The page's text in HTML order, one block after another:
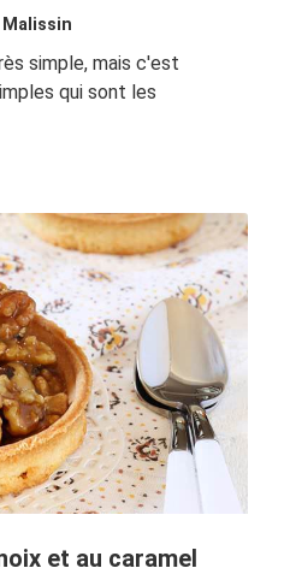
simple, mais c'est
qui sont les
et au caramel